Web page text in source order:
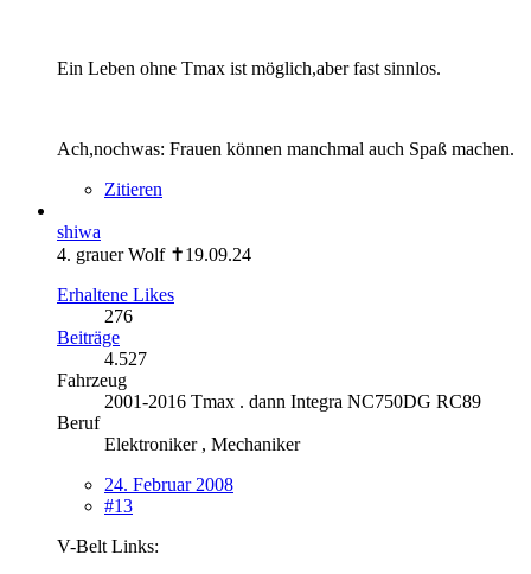
Ein Leben ohne Tmax ist möglich,aber fast sinnlos.
Ach,nochwas: Frauen können manchmal auch Spaß machen.
Zitieren
shiwa
4. grauer Wolf ✝19.09.24
Erhaltene Likes
276
Beiträge
4.527
Fahrzeug
2001-2016 Tmax . dann Integra NC750DG RC89
Beruf
Elektroniker , Mechaniker
24. Februar 2008
#13
V-Belt Links: